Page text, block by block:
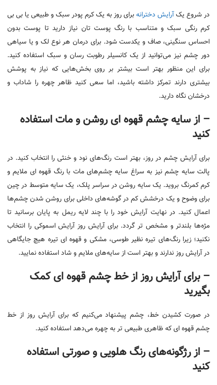
در شروع یکآرایش دخترانهبرای روز به یک کرم پودر سبک و طبیعی یا بی بی
کرم رنگی سبک و متناسب با رنگ پوست تان نیاز دارید تا پوست بدون
احساس سنگینی، صاف و یکدست شود. برای درمان هر نوع لک و یا سیاهی
دور چشم نیز می‌توانید از یک کانسیلر رطوبت رسان و سبک استفاده کنید.
برای این منظور بهتر است بیشتر بر روی بخش‌هایی که نیاز به پوشش
بیشتری دارند تمرکز داشته باشید، اما سعی کنید ظاهر چهره را شاداب و
درخشان نگاه دارید.
– از سایه چشم قهوه ای روشن و مات استفاده
کنید
برای آرایش چشم در روز، بهتر است رنگ‌های نود و خنثی را انتخاب کنید. در
پالت سایه چشم نیز به سراغ سایه چشم‌های مات با رنگ قهوه ای ملایم و
کرم کمرنگ بروید. یک سایه روشن در سراسر پلک، یک سایه متوسط ​​در چین
برای وضوح و یک درخشش کم در گوشه‌های داخلی برای روشن شدن چشم‌ها
اعمال کنید. در نهایت آرایش خود را با چند لایه ریمل به پایان برسانید تا
مژه‌ها بلندتر و مشخص تر گردد. برای آرایش روز آرایش اسموکی را انتخاب
نکنید؛ زیرا رنگ‌های تیره نظیر طوسی، مشکی و قهوه ای تیره هیچ جایگاهی
در آرایش روز ندارند و بهتر است از سایه‌های ملایم و شاد استفاده نمایید.
– برای آرایش روز از خط چشم قهوه ای کمک
بگیرید
در صورت کشیدن خط، چشم پیشنهاد می‌کنیم که برای آرایش روز از خط
چشم قهوه ای که ظاهری طبیعی تر به چهره می‌دهد استفاده کنید.
– از رژگونه‌های رنگ هلویی و صورتی استفاده
کنید